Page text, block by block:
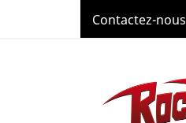
Contactez-nous